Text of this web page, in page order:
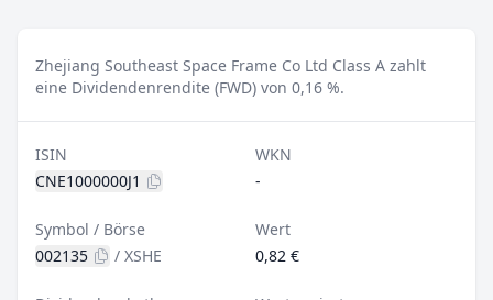
Zhejiang Southeast Space Frame Co Ltd Class A zahlt
eine Dividendenrendite (FWD) von 0,16 %.
ISIN
CNE1000000J1
WKN
-
Symbol / Börse
002135
/ XSHE
Wert
0,82 €